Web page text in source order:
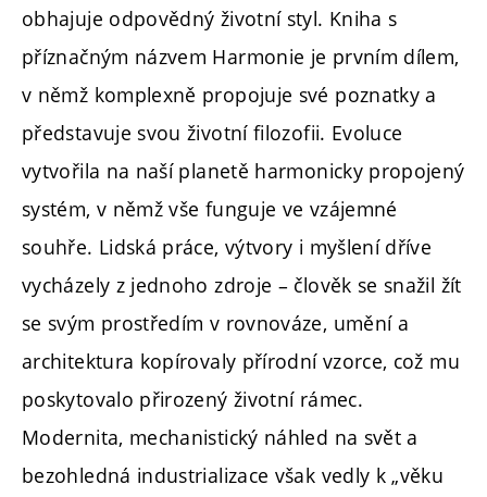
obhajuje odpovědný životní styl. Kniha s
příznačným názvem Harmonie je prvním dílem,
v němž komplexně propojuje své poznatky a
představuje svou životní filozofii. Evoluce
vytvořila na naší planetě harmonicky propojený
systém, v němž vše funguje ve vzájemné
souhře. Lidská práce, výtvory i myšlení dříve
vycházely z jednoho zdroje – člověk se snažil žít
se svým prostředím v rovnováze, umění a
architektura kopírovaly přírodní vzorce, což mu
poskytovalo přirozený životní rámec.
Modernita, mechanistický náhled na svět a
bezohledná industrializace však vedly k „věku